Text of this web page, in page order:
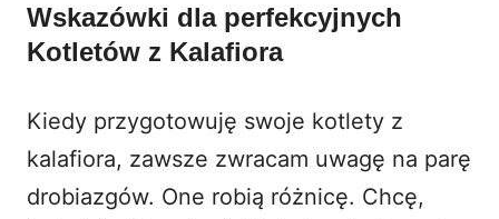
Wskazówki dla perfekcyjnych
Kotletów z Kalafiora
Kiedy przygotowuję swoje kotlety z
kalafiora, zawsze zwracam uwagę na parę
drobiazgów. One robią różnicę. Chcę,